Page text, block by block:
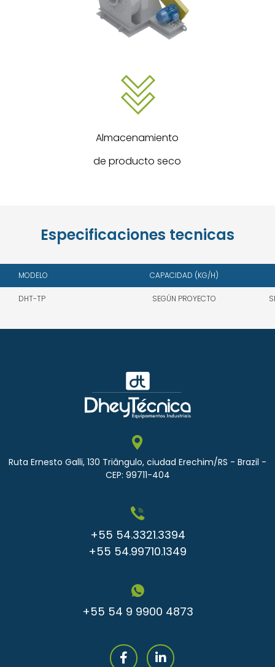
Almacenamiento
de producto seco
Especificaciones tecnicas
MODELO CAPACIDAD (KG/H)
DHT-TP SEGÚN PROYECTO
Ruta Ernesto Galli, 130 Triângulo, ciudad Erechim/RS - Brazil -
CEP: 99711-404
+55 54.3321.3394
+55 54.99710.1349
+55 54 9 9900 4873